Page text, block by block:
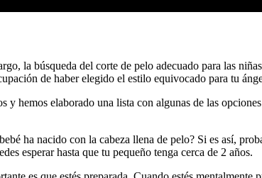
la búsqueda del corte de pelo adecuado para las
de haber elegido el estilo equivocado para tu
hemos elaborado una lista con algunas de las
ha nacido con la cabeza llena de pelo? Si es así,
esperar hasta que tu pequeño tenga cerca de 2 años.